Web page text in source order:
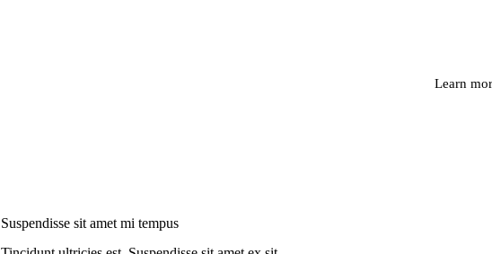
Suspendisse sit amet mi tempus
Learn